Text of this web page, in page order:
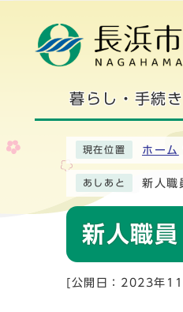
暮らし・手続き
現在位置 ホーム
あしあと 新人職
新人職
[公開日：2023年